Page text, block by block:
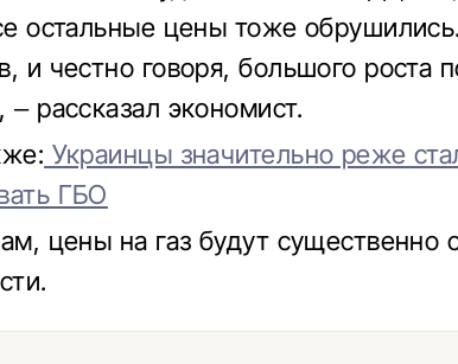
остальные цены тоже
и честно говоря, большого роста
рассказал экономист.
Украинцы значительно реже
ГБО
цены на газ будут существенно